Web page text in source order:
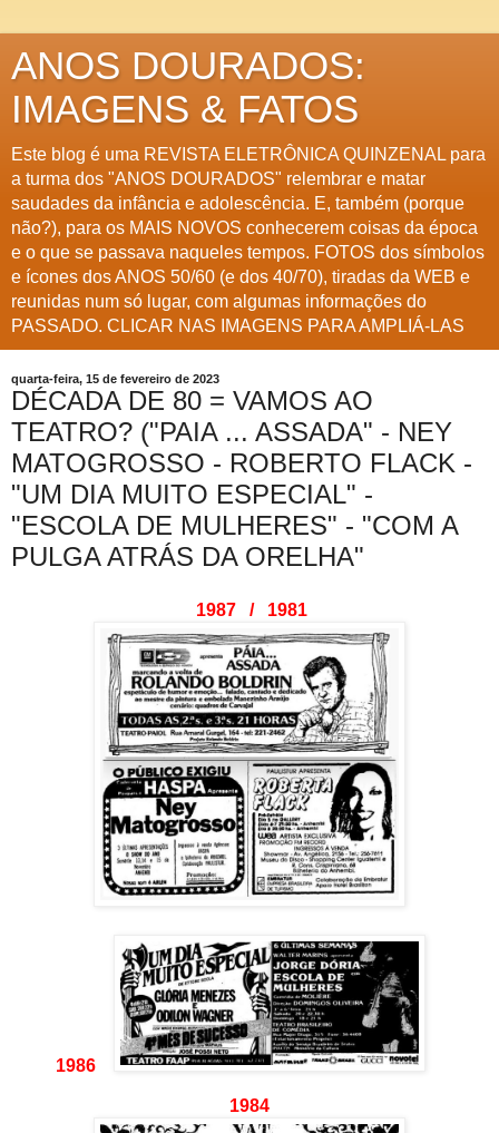
ANOS DOURADOS:
IMAGENS & FATOS
Este blog é uma REVISTA ELETRÔNICA QUINZENAL para
a turma dos "ANOS DOURADOS" relembrar e matar
saudades da infância e adolescência. E, também (porque
não?), para os MAIS NOVOS conhecerem coisas da época
e o que se passava naqueles tempos. FOTOS dos símbolos
e ícones dos ANOS 50/60 (e dos 40/70), tiradas da WEB e
reunidas num só lugar, com algumas informações do
PASSADO. CLICAR NAS IMAGENS PARA AMPLIÁ-LAS
quarta-feira, 15 de fevereiro de 2023
DÉCADA DE 80 = VAMOS AO
TEATRO? ("PAIA ... ASSADA" - NEY
MATOGROSSO - ROBERTO FLACK -
"UM DIA MUITO ESPECIAL" -
"ESCOLA DE MULHERES" - "COM A
PULGA ATRÁS DA ORELHA"
1987 / 1981
1986
1984